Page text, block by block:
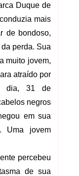
Duque de
mais
de bondoso,
perda. Sua
muito jovem,
atraído por
dia, 31 de
negros
em sua
Uma jovem
percebeu
de sua